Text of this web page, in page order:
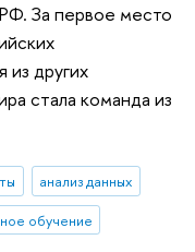
За первое место
из других
стала команда из
анализ данных
обучение